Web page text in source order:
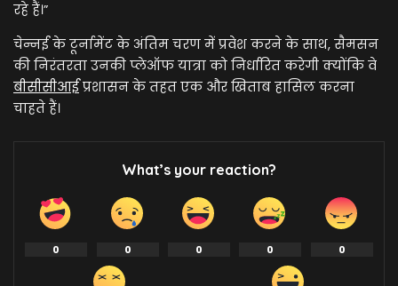
रहे हैं।”
चेन्नई के टूर्नामेंट के अंतिम चरण में प्रवेश करने के साथ, सैमसन
की निरंतरता उनकी प्लेऑफ यात्रा को निर्धारित करेगी क्योंकि वे
बीसीसीआई प्रशासन के तहत एक और खिताब हासिल करना
चाहते हैं।
What’s your reaction?
0 0 0 0 0